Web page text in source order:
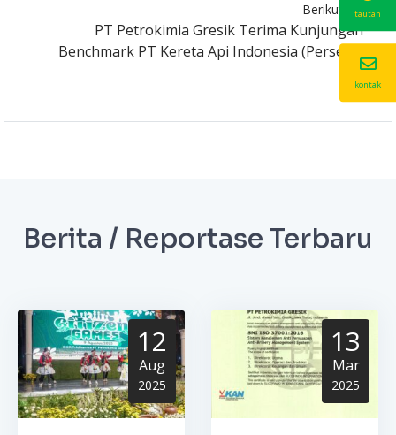
Berikutnya
PT Petrokimia Gresik Terima Kunjungan
Benchmark PT Kereta Api Indonesia (Persero)
Berita / Reportase Terbaru
12
Aug
2025
13
Mar
2025
tautan
kontak